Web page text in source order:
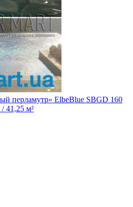
перламутр» ElbeBlue SBGD 160
41,25 м²